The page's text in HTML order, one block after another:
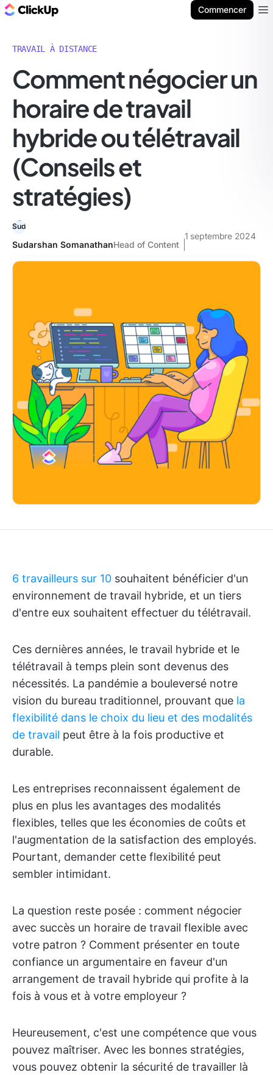
Commencer
TRAVAIL À DISTANCE
Comment négocier un
horaire de travail
hybride ou télétravail
(Conseils et
stratégies)
Sudarshan SomanathanHead of Content
1 septembre 2024
6 travailleurs sur 10 souhaitent bénéficier d'un
environnement de travail hybride, et un tiers
d'entre eux souhaitent effectuer du télétravail.
Ces dernières années, le travail hybride et le
télétravail à temps plein sont devenus des
nécessités. La pandémie a bouleversé notre
vision du bureau traditionnel, prouvant que la
flexibilité dans le choix du lieu et des modalités
de travail peut être à la fois productive et
durable.
Les entreprises reconnaissent également de
plus en plus les avantages des modalités
flexibles, telles que les économies de coûts et
l'augmentation de la satisfaction des employés.
Pourtant, demander cette flexibilité peut
sembler intimidant.
La question reste posée : comment négocier
avec succès un horaire de travail flexible avec
votre patron ? Comment présenter en toute
confiance un argumentaire en faveur d'un
arrangement de travail hybride qui profite à la
fois à vous et à votre employeur ?
Heureusement, c'est une compétence que vous
pouvez maîtriser. Avec les bonnes stratégies,
vous pouvez obtenir la sécurité de travailler là